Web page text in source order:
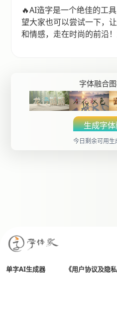
🔥AI造字是一个绝佳的工
望大家也可以尝试一下，
和情感，走在时尚的前沿！
字体融合图
生成字
今日剩余可用生
单字AI生成器 《用户协议及隐